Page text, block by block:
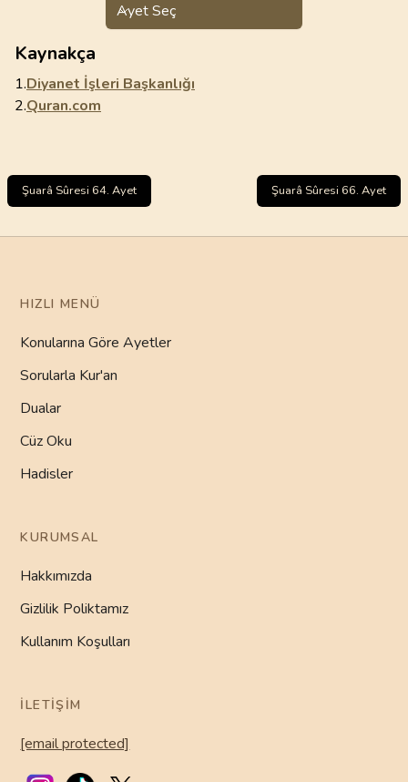
Ayet Seç
Kaynakça
1.Diyanet İşleri Başkanlığı
2.Quran.com
Şuarâ Sûresi 64. Ayet Şuarâ Sûresi 66. Ayet
HIZLI MENÜ
Konularına Göre Ayetler
Sorularla Kur'an
Dualar
Cüz Oku
Hadisler
KURUMSAL
Hakkımızda
Gizlilik Poliktamız
Kullanım Koşulları
İLETIŞIM
[email protected]